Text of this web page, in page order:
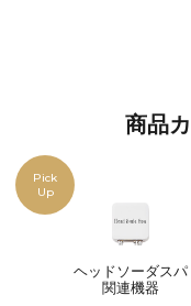
商品
Pick
Up
ヘッドソーダスパ
関連機器